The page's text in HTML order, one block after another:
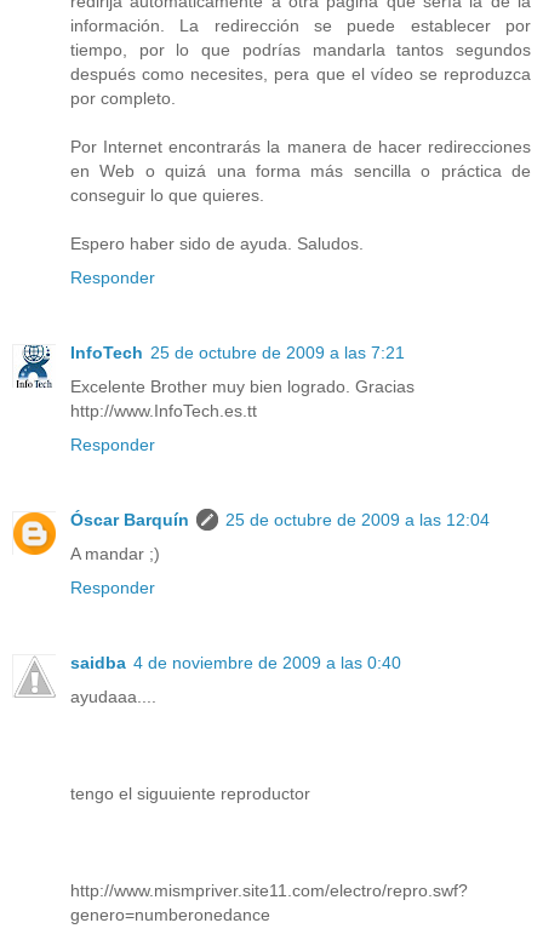
información. La redirección se puede establecer por
tiempo, por lo que podrías mandarla tantos segundos
después como necesites, pera que el vídeo se reproduzca
por completo.
Por Internet encontrarás la manera de hacer redirecciones
en Web o quizá una forma más sencilla o práctica de
conseguir lo que quieres.
Espero haber sido de ayuda. Saludos.
Responder
InfoTech 25 de octubre de 2009 a las 7:21
Excelente Brother muy bien logrado. Gracias
http://www.InfoTech.es.tt
Responder
Óscar Barquín
25 de octubre de 2009 a las 12:04
A mandar ;)
Responder
saidba 4 de noviembre de 2009 a las 0:40
ayudaaa....
tengo el siguuiente reproductor
http://www.mismpriver.site11.com/electro/repro.swf?
genero=numberonedance